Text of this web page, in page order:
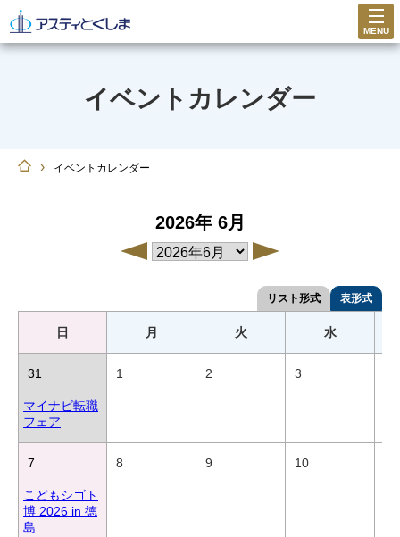
MENU
イベントカレンダー
› イベントカレンダー
2026年 6月
リスト形式 表形式
日 月 火 水
31
マイナビ転職
フェア
1 2 3
7
こどもシゴト
博 2026 in 徳
島
8 9 10